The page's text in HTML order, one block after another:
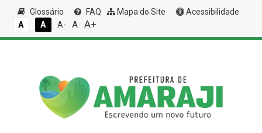
Glossário FAQ Mapa do Site
Acessibilidade
A
A A- A A+